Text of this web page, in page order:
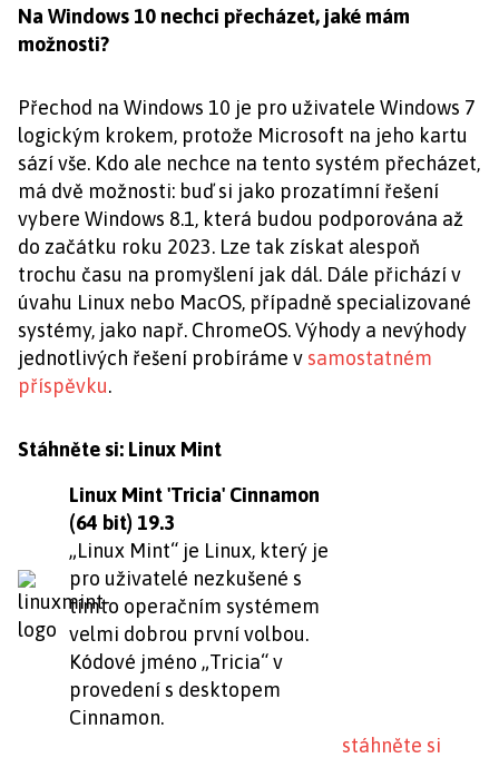
Na Windows 10 nechci přecházet, jaké mám
možnosti?
Přechod na Windows 10 je pro uživatele Windows 7
logickým krokem, protože Microsoft na jeho kartu
sází vše. Kdo ale nechce na tento systém přecházet,
má dvě možnosti: buď si jako prozatímní řešení
vybere Windows 8.1, která budou podporována až
do začátku roku 2023. Lze tak získat alespoň
trochu času na promyšlení jak dál. Dále přichází v
úvahu Linux nebo MacOS, případně specializované
systémy, jako např. ChromeOS. Výhody a nevýhody
jednotlivých řešení probíráme v samostatném
příspěvku.
Stáhněte si: Linux Mint
Linux Mint 'Tricia' Cinnamon
(64 bit) 19.3
„Linux Mint“ je Linux, který je
pro uživatelé nezkušené s
tímto operačním systémem
velmi dobrou první volbou.
Kódové jméno „Tricia“ v
provedení s desktopem
Cinnamon.
stáhněte si